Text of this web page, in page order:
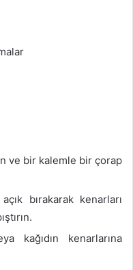
ve bir kalemle bir çorap
bırakarak kenarları
kağıdın kenarlarına